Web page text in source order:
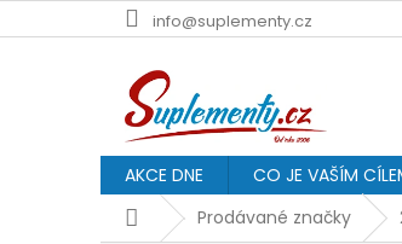
na
info@suplementy.cz
AKCE DNE CO JE VAŠÍM
DomůProdávané značky